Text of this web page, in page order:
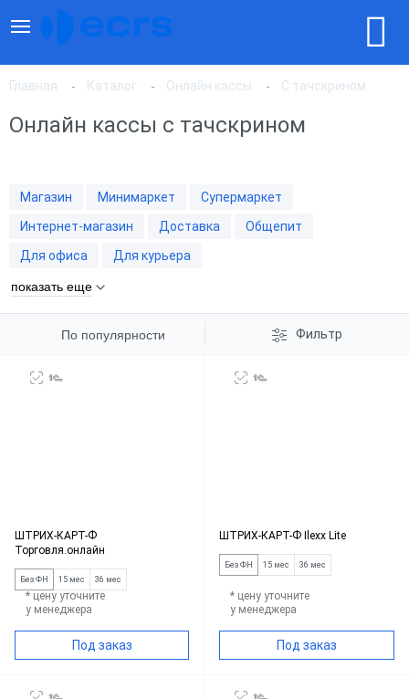
Главная Каталог Онлайн кассы С тачскрином
Онлайн кассы с тачскрином
Магазин Минимаркет
Супермаркет
Интернет-магазин
Доставка
Общепит
Для офиса
Для курьера
показать еще
По популярности Фильтр
По цене, по возрастанию
ШТРИХ-КАРТ-Ф
Торговля.онлайн
Без ФН 15 мес 36 мес
* цену уточните
у менеджера
Под заказ
ШТРИХ-КАРТ-Ф Ilexx Lite
Без ФН 15 мес 36 мес
* цену уточните
у менеджера
Под заказ